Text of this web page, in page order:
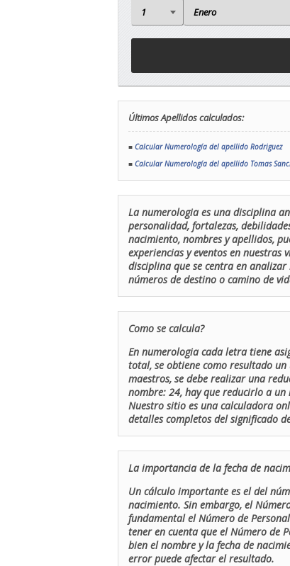
Últimos Apellidos calculados:
■ Calcular Numerología del apellido Rodriguez
■ Calcular Numerología del apellido Tomas
La numerologia es una disciplina
personalidad, fortalezas,
nacimiento, nombres y apellidos,
experiencias y eventos en nuestras
disciplina que se centra en
números de destino o camino de
Como se calcula?
En numerologia cada letra tiene
total, se obtiene como resultado un
maestros, se debe realizar una
nombre: 24, hay que reducirlo a
Nuestro sitio es una calculadora
detalles completos del significado
La importancia de la fecha de
Un cálculo importante es el del
nacimiento. Sin embargo, el
fundamental el Número de
tener en cuenta que el Número de
bien el nombre y la fecha de
error puede afectar el resultado.